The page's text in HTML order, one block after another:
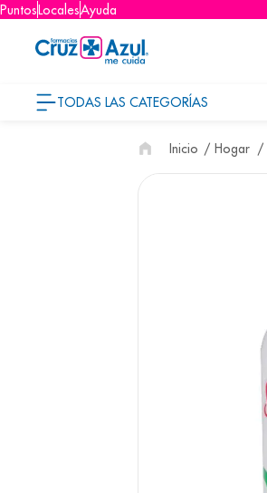
PuntosLocalesAyuda
TODAS LAS CATEGORÍAS
Hogar